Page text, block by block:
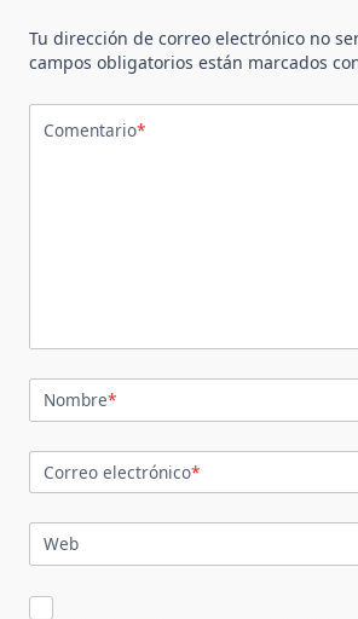
Tu dirección de correo electrónico no
campos obligatorios están marcados
Comentario*
Nombre*
Correo electrónico*
Web